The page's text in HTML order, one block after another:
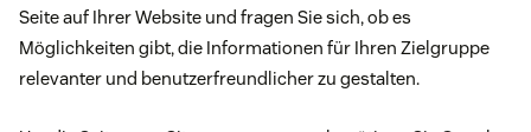
Seite auf Ihrer Website und fragen Sie sich, ob es
Möglichkeiten gibt, die Informationen für Ihren Zielgruppe
relevanter und benutzerfreundlicher zu gestalten.